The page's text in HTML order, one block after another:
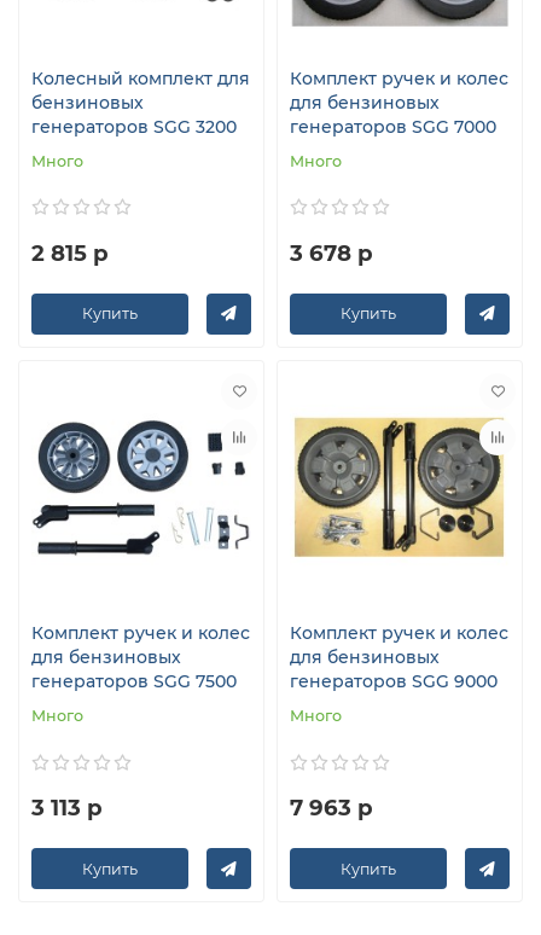
Колесный комплект для
бензиновых
генераторов SGG 3200
Много
2 815 р
Купить
Комплект ручек и колес
для бензиновых
генераторов SGG 7000
Много
3 678 р
Купить
Комплект ручек и колес
для бензиновых
генераторов SGG 7500
Много
3 113 р
Купить
Комплект ручек и колес
для бензиновых
генераторов SGG 9000
Много
7 963 р
Купить